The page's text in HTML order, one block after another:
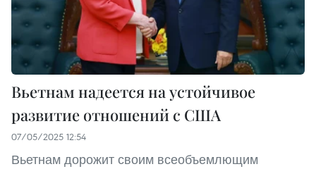
Вьетнам надеется на устойчивое
развитие отношений с США
07/05/2025 12:54
Вьетнам дорожит своим всеобъемлющим